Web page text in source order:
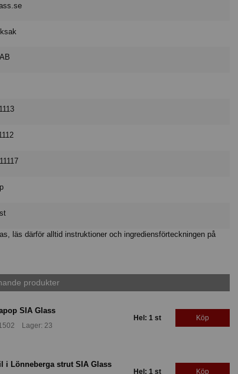
läs därför alltid instruktioner och ingrediensförteckningen på
produkter
SIA Glass
Lager: 23
Hel: 1 st Köp
i Lönneberga strut SIA Glass
Hel: 1 st Köp